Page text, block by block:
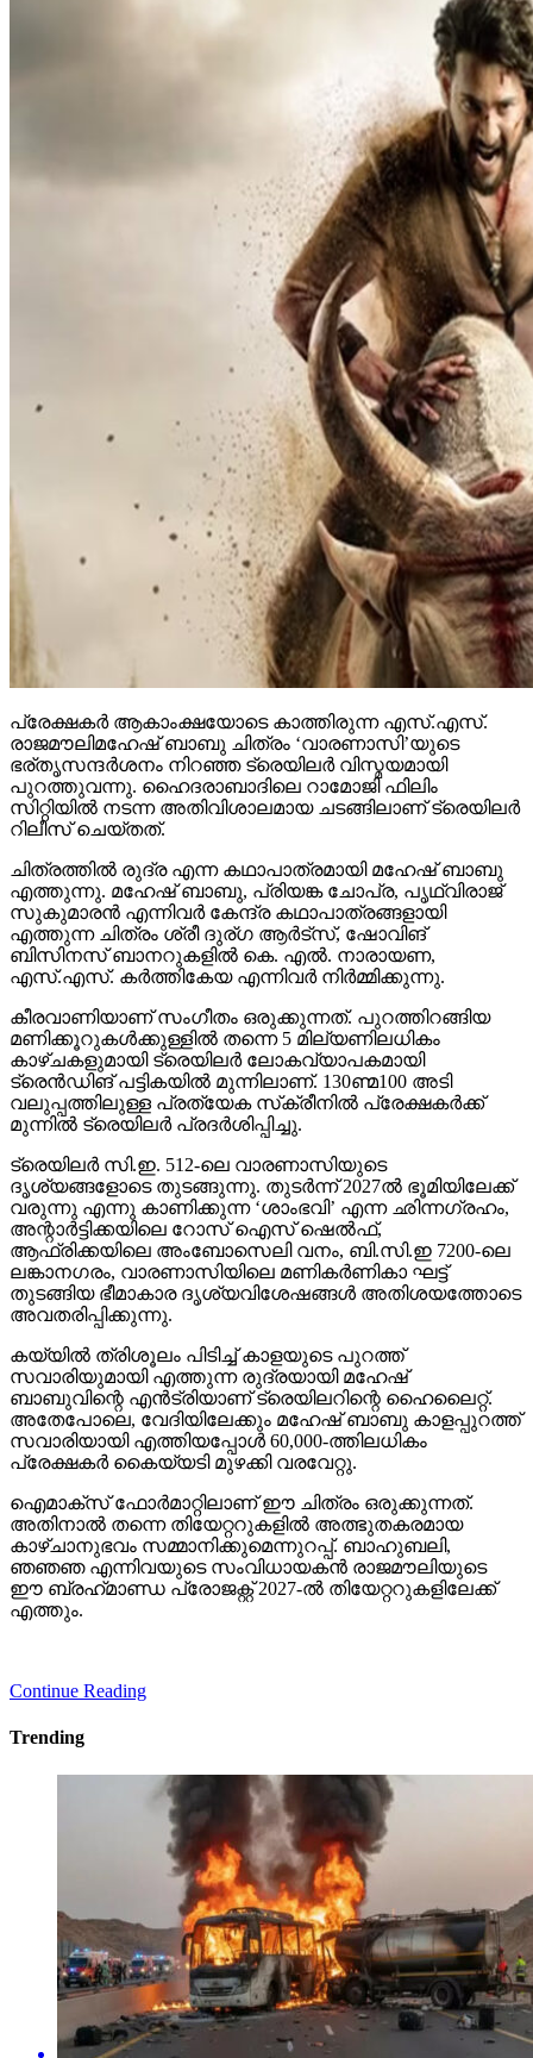
പ്രേക്ഷകര്‍ ആകാംക്ഷയോടെ കാത്തിരുന്ന എസ്.എസ്.
രാജമൗലിമഹേഷ് ബാബു ചിത്രം ‘വാരണാസി’യുടെ
ഭര്തൃസന്ദര്‍ശനം നിറഞ്ഞ ട്രെയിലര്‍ വിസ്മയമായി
പുറത്തുവന്നു. ഹൈദരാബാദിലെ റാമോജി ഫിലിം
സിറ്റിയില്‍ നടന്ന അതിവിശാലമായ ചടങ്ങിലാണ് ട്രെയിലര്‍
റിലീസ് ചെയ്തത്.
ചിത്രത്തില്‍ രുദ്ര എന്ന കഥാപാത്രമായി മഹേഷ് ബാബു
എത്തുന്നു. മഹേഷ് ബാബു, പ്രിയങ്ക ചോപ്ര, പൃഥ്വിരാജ്
സുകുമാരന്‍ എന്നിവര്‍ കേന്ദ്ര കഥാപാത്രങ്ങളായി
എത്തുന്ന ചിത്രം ശ്രീ ദുര്ഗ ആര്‍ട്‌സ്, ഷോവിങ്
ബിസിനസ് ബാനറുകളില്‍ കെ. എല്‍. നാരായണ,
എസ്.എസ്. കര്‍ത്തികേയ എന്നിവര്‍ നിര്‍മ്മിക്കുന്നു.
കീരവാണിയാണ് സംഗീതം ഒരുക്കുന്നത്. പുറത്തിറങ്ങിയ
മണിക്കൂറുകള്‍ക്കുള്ളില്‍ തന്നെ 5 മില്യണിലധികം
കാഴ്ചകളുമായി ട്രെയിലര്‍ ലോകവ്യാപകമായി
ട്രെന്‍ഡിങ് പട്ടികയില്‍ മുന്നിലാണ്. 130ണ്മ100 അടി
വലുപ്പത്തിലുള്ള പ്രത്യേക സ്‌ക്രീനില്‍ പ്രേക്ഷകര്‍ക്ക്
മുന്നില്‍ ട്രെയിലര്‍ പ്രദര്‍ശിപ്പിച്ചു.
ട്രെയിലര്‍ സി.ഇ. 512-ലെ വാരണാസിയുടെ
ദൃശ്യങ്ങളോടെ തുടങ്ങുന്നു. തുടര്‍ന്ന് 2027ല്‍ ഭൂമിയിലേക്ക്
വരുന്നു എന്നു കാണിക്കുന്ന ‘ശാംഭവി’ എന്ന ഛിന്നഗ്രഹം,
അന്റാര്‍ട്ടിക്കയിലെ റോസ് ഐസ് ഷെല്‍ഫ്,
ആഫ്രിക്കയിലെ അംബോസെലി വനം, ബി.സി.ഇ 7200-ലെ
ലങ്കാനഗരം, വാരണാസിയിലെ മണികര്‍ണികാ ഘട്ട്
തുടങ്ങിയ ഭീമാകാര ദൃശ്യവിശേഷങ്ങള്‍ അതിശയത്തോടെ
അവതരിപ്പിക്കുന്നു.
കയ്യില്‍ ത്രിശൂലം പിടിച്ച് കാളയുടെ പുറത്ത്
സവാരിയുമായി എത്തുന്ന രുദ്രയായി മഹേഷ്
ബാബുവിന്റെ എന്‍ട്രിയാണ് ട്രെയിലറിന്റെ ഹൈലൈറ്റ്.
അതേപോലെ, വേദിയിലേക്കും മഹേഷ് ബാബു കാളപ്പുറത്ത്
സവാരിയായി എത്തിയപ്പോള്‍ 60,000-ത്തിലധികം
പ്രേക്ഷകര്‍ കൈയ്യടി മുഴക്കി വരവേറ്റു.
ഐമാക്‌സ് ഫോര്‍മാറ്റിലാണ് ഈ ചിത്രം ഒരുക്കുന്നത്.
അതിനാല്‍ തന്നെ തിയേറ്ററുകളില്‍ അത്ഭുതകരമായ
കാഴ്ചാനുഭവം സമ്മാനിക്കുമെന്നുറപ്പ്. ബാഹുബലി,
ഞഞഞ എന്നിവയുടെ സംവിധായകന്‍ രാജമൗലിയുടെ
ഈ ബ്രഹ്‌മാണ്ഡ പ്രോജക്റ്റ് 2027-ല്‍ തിയേറ്ററുകളിലേക്ക്
എത്തും.
Continue Reading
Trending